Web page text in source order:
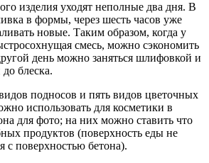
изделия уходят неполные два дня. В
в формы, через шесть часов уже
новые. Таким образом, когда у
смесь, можно сэкономить
день можно заняться шлифовкой и
блеска.
подносов и пять видов цветочных
использовать для косметики в
для фото; на них можно ставить что
продуктов (поверхность еды не
с поверхностью бетона).